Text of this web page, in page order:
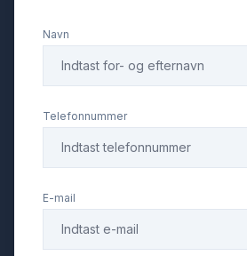
helårshjul
håndfri til mobil
intelligent hastighedsassistent
Navn
Telefonnummer
E-mail